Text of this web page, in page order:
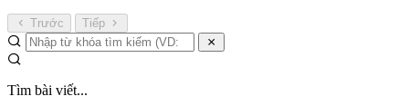
Trước Tiếp
Tìm bài viết...